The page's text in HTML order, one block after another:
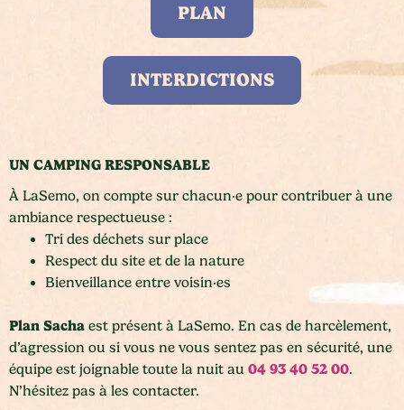
PLAN
INTERDICTIONS
UN CAMPING RESPONSABLE
À LaSemo, on compte sur chacun·e pour contribuer à une
ambiance respectueuse :
Tri des déchets sur place
Respect du site et de la nature
Bienveillance entre voisin·es
Plan Sacha est présent à LaSemo. En cas de harcèlement,
d’agression ou si vous ne vous sentez pas en sécurité, une
équipe est joignable toute la nuit au 04 93 40 52 00.
N’hésitez pas à les contacter.